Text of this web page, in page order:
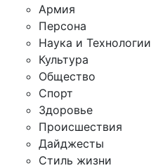
Армия
Персона
Наука и Технологии
Культура
Общество
Спорт
Здоровье
Происшествия
Дайджесты
Стиль жизни